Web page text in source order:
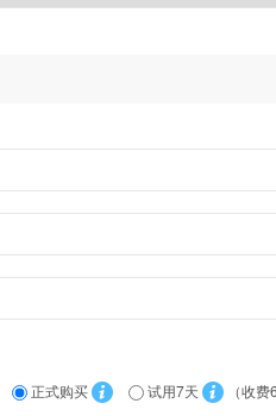
正式购买 试用7天
（收费